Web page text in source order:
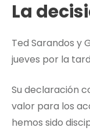
La
Ted Sarandos y
jueves por la
Su declaración
valor para los
hemos sido